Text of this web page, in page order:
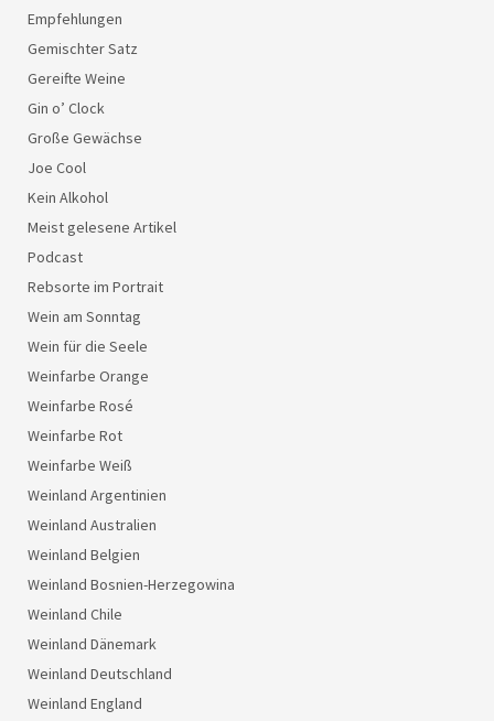
Empfehlungen
Gemischter Satz
Gereifte Weine
Gin o’ Clock
Große Gewächse
Joe Cool
Kein Alkohol
Meist gelesene Artikel
Podcast
Rebsorte im Portrait
Wein am Sonntag
Wein für die Seele
Weinfarbe Orange
Weinfarbe Rosé
Weinfarbe Rot
Weinfarbe Weiß
Weinland Argentinien
Weinland Australien
Weinland Belgien
Weinland Bosnien-Herzegowina
Weinland Chile
Weinland Dänemark
Weinland Deutschland
Weinland England